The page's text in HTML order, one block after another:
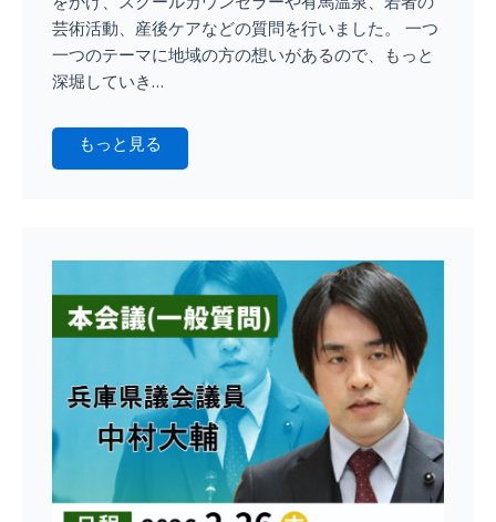
芸術活動、産後ケアなどの質問を行いました。 一つ
一つのテーマに地域の方の想いがあるので、もっと
深堀していき…
もっと見る